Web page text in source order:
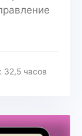
32,5 часов